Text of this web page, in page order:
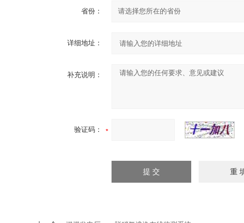
省份：
详细地址：
补充说明：
验证码：